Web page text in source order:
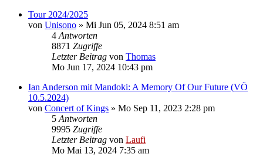
Tour 2024/2025
von Unisono » Mi Jun 05, 2024 8:51 am
4 Antworten
8871 Zugriffe
Letzter Beitrag von Thomas
Mo Jun 17, 2024 10:43 pm
Ian Anderson mit Mandoki: A Memory Of Our Future (VÖ
10.5.2024)
von Concert of Kings » Mo Sep 11, 2023 2:28 pm
5 Antworten
9995 Zugriffe
Letzter Beitrag von Laufi
Mo Mai 13, 2024 7:35 am